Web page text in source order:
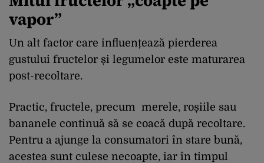
vapor”
Un alt factor care influențează pierderea
gustului fructelor și legumelor este maturarea
post-recoltare.
Practic, fructele, precum merele, roșiile sau
bananele continuă să se coacă după recoltare.
Pentru a ajunge la consumatori în stare bună,
acestea sunt culese necoapte, iar în timpul